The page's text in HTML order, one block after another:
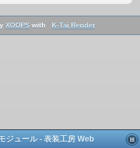
XOOPS with K-Tai Render
ジュール - 表装工房 Web